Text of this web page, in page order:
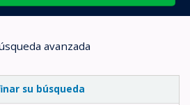
avanzada
su búsqueda